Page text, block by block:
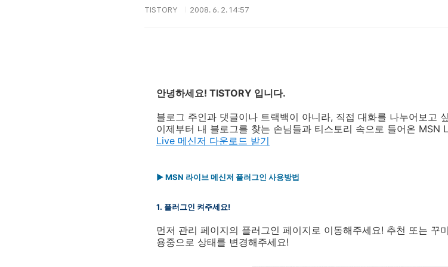
TISTORY 2008. 6. 2. 14:57
안녕하세요! TISTORY 입니다.
블로그 주인과 댓글이나 트랙백이 아니라, 직접 대화를 나누어보고
이제부터 내 블로그를 찾는 손님들과 티스토리 속으로 들어온 MSN
Live 메신저 다운로드 받기
▶ MSN 라이브 메신저 플러그인 사용방법
1. 플러그인 켜주세요!
먼저 관리 페이지의 플러그인 페이지로 이동해주세요! 추천 또는 꾸
용중으로 상태를 변경해주세요!